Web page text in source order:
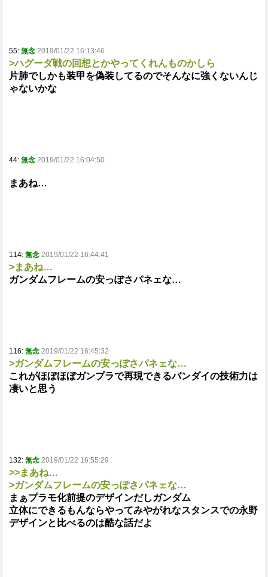
55: 無念 2019/01/22 16:13:46
>ハグーダ戦の回想とかやってくれんものかしら
片肺でしかも装甲を偽装してるのでそんなに強くないんじ
ゃないかな
44: 無念 2019/01/22 16:04:50
まあね…
114: 無念 2019/01/22 16:44:41
>まあね…
ガンダムフレームの安っぽさパネェな…
116: 無念 2019/01/22 16:45:32
>ガンダムフレームの安っぽさパネェな…
これがほぼほぼガンプラで再現できるバンダイの技術力は
凄いと思う
132: 無念 2019/01/22 16:55:29
>>まあね…
>ガンダムフレームの安っぽさパネェな…
まぁプラモ化前提のデザインだしガンダム
立体にできるもんならやってみやがれなスタンスでの永野
デザインと比べるのは酷な話だよ